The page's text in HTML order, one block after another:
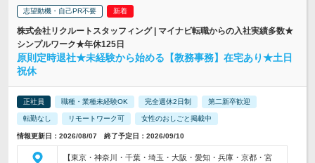
志望動機・自己PR不要
株式会社リクルートスタッフィング | マイナビ転職からの入社実績多数★
シンプルワーク★年休125日
原則定時退社★未経験から始める【教務事務】在宅あり★土日
祝休
正社員 職種・業種未経験OK 完全週休2日制 第二新卒歓迎
転勤なし リモートワーク可 女性のおしごと掲載中
情報更新日：2026/08/07 終了予定日：2026/09/10
【東京・神奈川・千葉・埼玉・大阪・愛知・兵庫・京都・宮